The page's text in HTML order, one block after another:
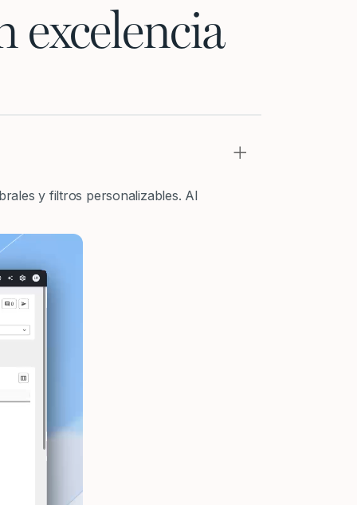
excelencia
+
y filtros personalizables. Al